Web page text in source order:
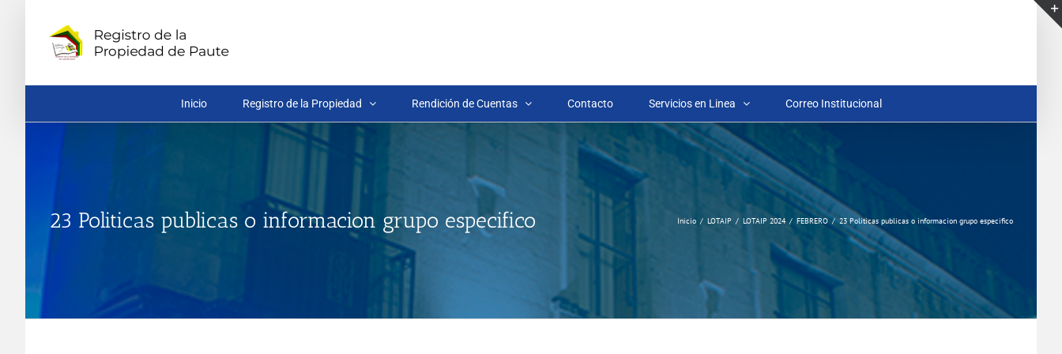
contenido
Inicio Registro de la Propiedad Rendición de Cuentas Contacto Servicios en Linea Correo Institucional
23 Politicas publicas o informacion grupo especifico Inicio LOTAIP LOTAIP 2024 FEBRERO 23 Politicas publicas o informacion grupo especifico